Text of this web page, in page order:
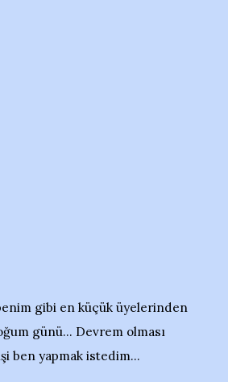
gibi en küçük üyelerinden
günü... Devrem olması
ben yapmak istedim...